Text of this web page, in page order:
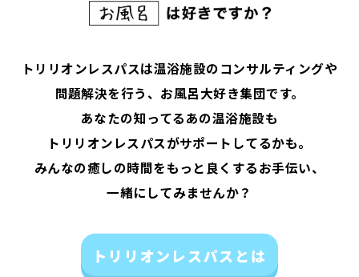
トリリオンレスパスは温浴施設のコンサルティングや
問題解決を行う、お風呂大好き集団です。
あなたの知ってるあの温浴施設も
トリリオンレスパスがサポートしてるかも。
みんなの癒しの時間をもっと良くするお手伝い、
一緒にしてみませんか？
トリリオンレスパスとは